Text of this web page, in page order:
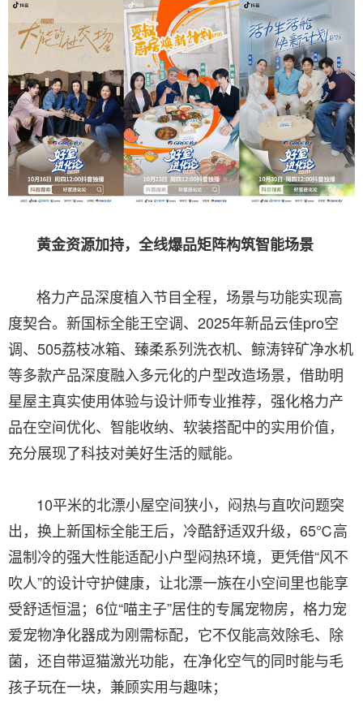
黄金资源加持，全线爆品矩阵构筑智能场景
格力产品深度植入节目全程，场景与功能实现高
度契合。新国标全能王空调、2025年新品云佳pro空
调、505荔枝冰箱、臻柔系列洗衣机、鲸涛锌矿净水机
等多款产品深度融入多元化的户型改造场景，借助明
星屋主真实使用体验与设计师专业推荐，强化格力产
品在空间优化、智能收纳、软装搭配中的实用价值，
充分展现了科技对美好生活的赋能。
10平米的北漂小屋空间狭小，闷热与直吹问题突
出，换上新国标全能王后，冷酷舒适双升级，65℃高
温制冷的强大性能适配小户型闷热环境，更凭借“风不
吹人”的设计守护健康，让北漂一族在小空间里也能享
受舒适恒温；6位“喵主子”居住的专属宠物房，格力宠
爱宠物净化器成为刚需标配，它不仅能高效除毛、除
菌，还自带逗猫激光功能，在净化空气的同时能与毛
孩子玩在一块，兼顾实用与趣味；